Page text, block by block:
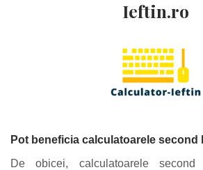
Ieftin.ro
Pot beneficia calculatoarele second
De obicei, calculatoarele